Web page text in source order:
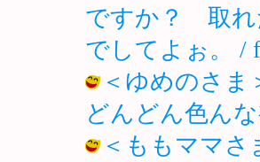
ですか？ 取れ
でしてよぉ。 /
＜ゆめのさ
どんどん色ん
＜ももママ